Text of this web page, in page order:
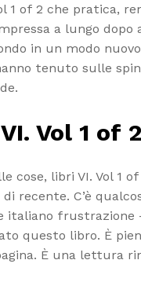
1 of 2 che pratica,
a lungo dopo
in un modo
tenuto sulle
Vol 1 of 2
libri VI. Vol 1
recente. C’è
italiano
questo libro. È
È una lettura